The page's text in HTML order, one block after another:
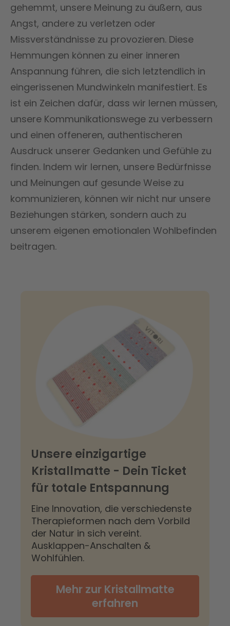
gehemmt, unsere Meinung zu äußern, aus
Angst, andere zu verletzen oder
Missverständnisse zu provozieren. Diese
Hemmungen können zu einer inneren
Anspannung führen, die sich letztendlich in
eingerissenen Mundwinkeln manifestiert. Es
ist ein Zeichen dafür, dass wir lernen müssen,
unsere Kommunikationswege zu verbessern
und einen offeneren, authentischeren
Ausdruck unserer Gedanken und Gefühle zu
finden. Indem wir lernen, unsere Bedürfnisse
und Meinungen auf gesunde Weise zu
kommunizieren, können wir nicht nur unsere
Beziehungen stärken, sondern auch zu
unserem eigenen emotionalen Wohlbefinden
beitragen.
Unsere einzigartige
Kristallmatte - Dein Ticket
für totale Entspannung
Eine Innovation, die verschiedenste
Therapieformen nach dem Vorbild
der Natur in sich vereint.
Ausklappen-Anschalten &
Wohlfühlen.
Mehr zur Kristallmatte
erfahren